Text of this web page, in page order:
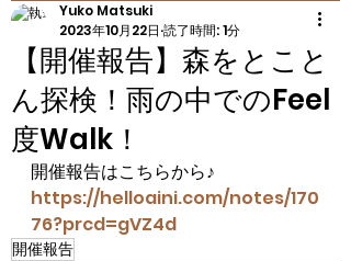
【開催報告】森をとこと
ん探検！雨の中でのFeel
度Walk！
Yuko Matsuki
2023年10月22日 読了時間: 1分
開催報告はこちらから♪
https://helloaini.com/notes/170
76?prcd=gVZ4d
開催報告